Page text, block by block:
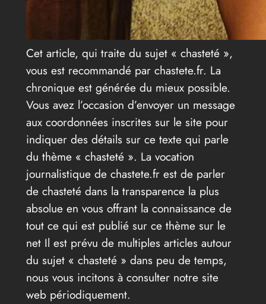
Cet article, qui traite du sujet « chasteté »,
vous est recommandé par chastete.fr. La
chronique est générée du mieux possible.
Vous avez l’occasion d’envoyer un message
aux coordonnées inscrites sur le site pour
indiquer des détails sur ce texte qui parle
du thème « chasteté ». La vocation
journalistique de chastete.fr est de parler
de chasteté dans la transparence la plus
absolue en vous offrant la connaissance de
tout ce qui est publié sur ce thème sur le
net Il est prévu de multiples articles autour
du sujet « chasteté » dans peu de temps,
nous vous incitons à consulter notre site
web périodiquement.